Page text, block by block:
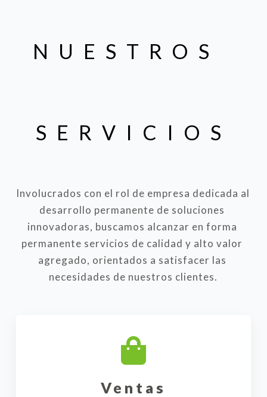
NUESTROS
SERVICIOS
Involucrados con el rol de empresa dedicada al
desarrollo permanente de soluciones
innovadoras, buscamos alcanzar en forma
permanente servicios de calidad y alto valor
agregado, orientados a satisfacer las
necesidades de nuestros clientes.
Ventas